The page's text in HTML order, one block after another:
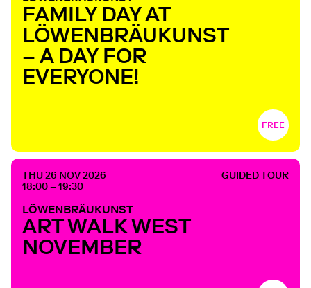
FAMILY DAY AT
LÖWENBRÄUKUNST
– A DAY FOR
EVERYONE!
FREE
THU 26 NOV 2026
18:00 – 19:30
GUIDED TOUR
LÖWENBRÄUKUNST
ART WALK WEST
NOVEMBER